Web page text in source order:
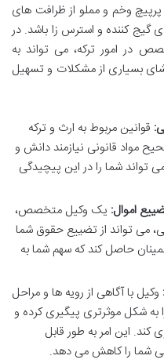
پرپیچ وخم و مملو از ظرافت های
گیج کننده و استرس زا باشد. در
در امور ترکه، می تواند به
بسیاری از مشکلات و تسهیل
قوانین مربوط به ارث و ترکه
مواد قانونی نیازمند دانش و
شما را در این پیچیدگی
اموال: یک وکیل متخصص،
می تواند از تضییع حقوق شما
حاصل کند که سهم شما به
وکیل با آگاهی از رویه ها و مراحل
به شکل موثرتری پیگیری کرده و
کند. این امر به طور قابل
شما را کاهش می دهد.